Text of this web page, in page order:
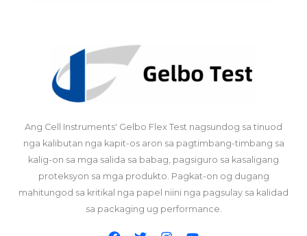
Ang Cell Instruments' Gelbo Flex Test nagsundog sa tinuod
nga kalibutan nga kapit-os aron sa pagtimbang-timbang sa
kalig-on sa mga salida sa babag, pagsiguro sa kasaligang
proteksyon sa mga produkto. Pagkat-on og dugang
mahitungod sa kritikal nga papel niini nga pagsulay sa kalidad
sa packaging ug performance.